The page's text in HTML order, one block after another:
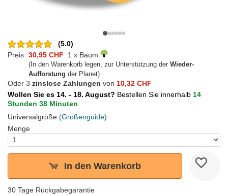
(5.0)
Preis: 30,95 CHF 1 x Baum
(In den Warenkorb legen, zur Unterstützung der Wieder-
Aufforstung der Planet)
Oder 3 zinslose Zahlungen von 10,32 CHF
Wollen Sie es 14. - 18. August? Bestellen Sie innerhalb 14
Stunden 38 Minuten
Universalgröße (Größenguide)
Menge
In den Warenkorb
30 Tage Rückgabegarantie